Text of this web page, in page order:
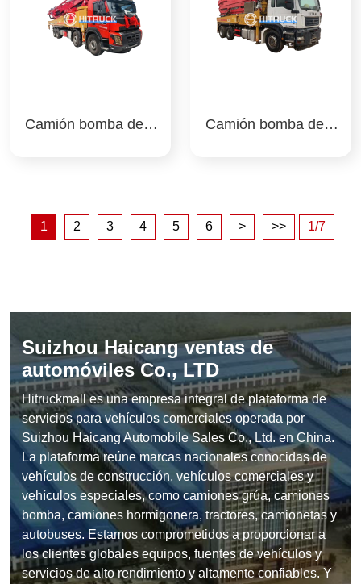
Camión bomba de h
Camión bomba de h
1 2 3 4 5 6 > >> 1/7
Suizhou Haicang ventas de
automóviles Co., LTD
Hitruckmall es una empresa integral de plataforma de
servicios para vehículos comerciales operada por
Suizhou Haicang Automobile Sales Co., Ltd. en China.
La plataforma reúne marcas nacionales conocidas de
vehículos de construcción, vehículos comerciales y
vehículos especiales, como camiones grúa, camiones
bomba, camiones hormigonera, tractores, camionetas y
autobuses. Estamos comprometidos a proporcionar a
los clientes globales equipos, fuentes de vehículos y
servicios de alto rendimiento y altamente confiables. Y